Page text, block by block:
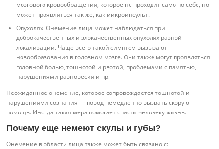
мозгового кровообращения, которое не проходит само по себе, но
может проявляться так же, как микроинсульт.
Опухолях. Онемение лица может наблюдаться при
доброкачественных и злокачественных опухолях разной
локализации. Чаще всего такой симптом вызывают
новообразования в головном мозге. Они также могут проявляться
головной болью, тошнотой и рвотой, проблемами с памятью,
нарушениями равновесия и пр.
Неожиданное онемение, которое сопровождается тошнотой и
нарушениями сознания — повод немедленно вызвать скорую
помощь. Иногда такая мера помогает спасти человеку жизнь.
Почему еще немеют скулы и губы?
Онемение в области лица также может быть связано с: